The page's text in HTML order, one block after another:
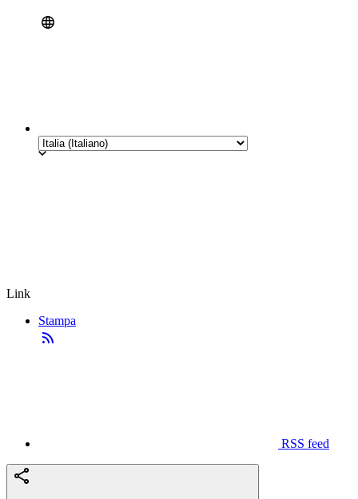
Link
Stampa
RSS feed